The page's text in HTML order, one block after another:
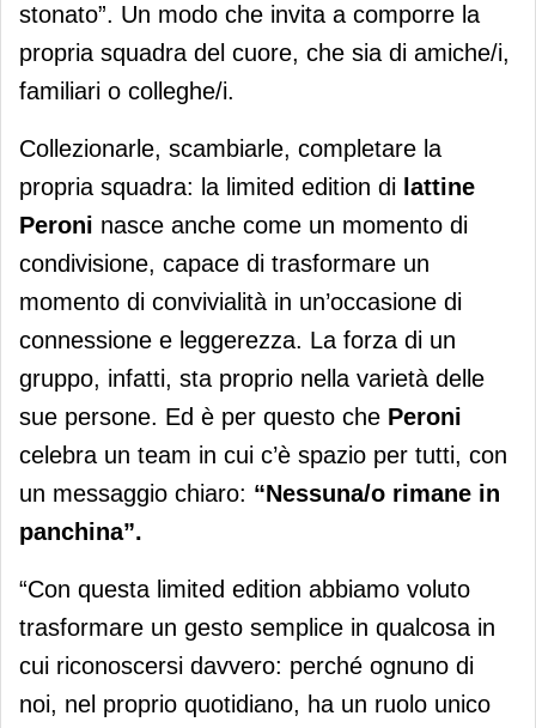
stonato”. Un modo che invita a comporre la
propria squadra del cuore, che sia di amiche/i,
familiari o colleghe/i.
Collezionarle, scambiarle, completare la
propria squadra: la limited edition di lattine
Peroni nasce anche come un momento di
condivisione, capace di trasformare un
momento di convivialità in un’occasione di
connessione e leggerezza. La forza di un
gruppo, infatti, sta proprio nella varietà delle
sue persone. Ed è per questo che Peroni
celebra un team in cui c’è spazio per tutti, con
un messaggio chiaro: “Nessuna/o rimane in
panchina”.
“Con questa limited edition abbiamo voluto
trasformare un gesto semplice in qualcosa in
cui riconoscersi davvero: perché ognuno di
noi, nel proprio quotidiano, ha un ruolo unico